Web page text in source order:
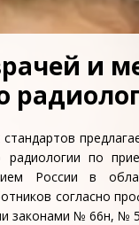
и
радиологии по
России в
согласно
законами № 66н, №